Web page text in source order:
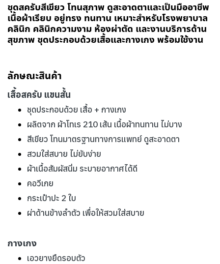
ชุดสครับสีเขียว โทนสุภาพ ดูสะอาดตาและเป็นมืออาชีพ
เนื้อผ้าเรียบ อยู่ทรง ทนทาน เหมาะสำหรับโรงพยาบาล
คลินิก คลินิกความงาม ห้องผ่าตัด และงานบริการด้าน
สุขภาพ ชุดประกอบด้วยเสื้อและกางเกง พร้อมใช้งาน
ลักษณะสินค้า
เสื้อสครับ แขนสั้น
ชุดประกอบด้วย เสื้อ + กางเกง
ผลิตจาก ผ้าโทเร 210 เส้น เนื้อผ้าทนทาน ไม่บาง
สีเขียว โทนมาตรฐานทางการแพทย์ ดูสะอาดตา
สวมใส่สบาย ไม่ยับง่าย
ผ้าเนื้อสัมผัสนิ่ม ระบายอากาศได้ดี
คอวีเกย
กระเป๋าปะ 2 ใบ
ผ่าด้านข้างลำตัว เพื่อให้สวมใส่สบาย
กางเกง
เอวยางยืดรอบตัว